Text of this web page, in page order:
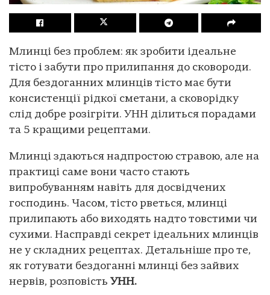
Млинці без проблем: як зробити ідеальне
тісто і забути про прилипання до сковороди.
Для бездоганних млинців тісто має бути
консистенції рідкої сметани, а сковорідку
слід добре розігріти. УНН ділиться порадами
та 5 кращими рецептами.
Млинці здаються надпростою стравою, але на
практиці саме вони часто стають
випробуванням навіть для досвідчених
господинь. Часом, тісто рветься, млинці
прилипають або виходять надто товстими чи
сухими. Насправді секрет ідеальних млинців
не у складних рецептах. Детальніше про те,
як готувати бездоганні млинці без зайвих
нервів, розповість УНН.